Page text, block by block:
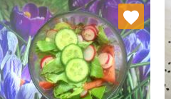
Dodaj do ulubionych
Wybierz listę: